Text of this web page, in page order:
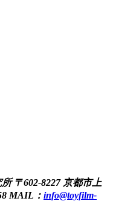
所 〒602-8227 京都市上
MAIL： info@toyfilm-